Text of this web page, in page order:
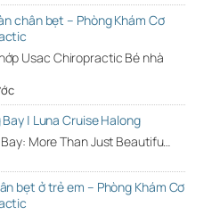
chân bẹt – Phòng Khám Cơ
Usac Chiropractic Bé nhà
| Luna Cruise Halong
More Than Just Beautifu…
bẹt ở trẻ em – Phòng Khám Cơ